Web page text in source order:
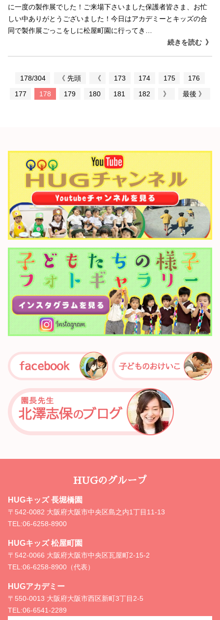
に一度の製作展でした！ご来場下さいました保護者皆さま、お忙
しい中ありがとうございました！今日はアカデミーとキッズの合
同で製作展ごっこをしに松屋町園に行ってき…
続きを読む
178/304 《 先頭 《 173 174 175
176
177
178 179 180 181 182 》 最後 》
HUGのグループ
HUGキッズ 長堀橋園
〒542-0082 大阪府大阪市中央区島之内1丁目11-13
TEL:06-6258-8900
HUGキッズ 松屋町園
〒542-0066 大阪府大阪市中央区瓦屋町2-15-2
TEL:06-6258-8900（代表）
HUGアカデミー
〒550-0013 大阪府大阪市西区新町3丁目2-5
TEL:06-6541-2289